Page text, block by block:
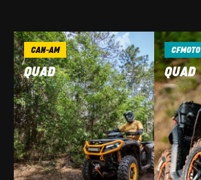
CAN-AM
QUAD
CFMOTO
QUAD